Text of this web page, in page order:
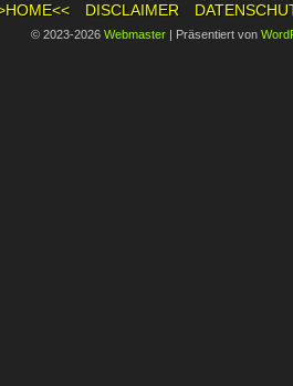
DISCLAIMER
© 2023-2026 Webmaster | Präsentiert von